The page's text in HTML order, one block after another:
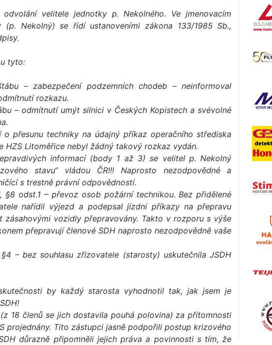
velitele jednotky p. Nekolného. Ve jmenovacím
Nekolný) se řídí ustanoveními zákona 133/1985 Sb.,
tyto:
– zabezpečení podzemních chodeb – neinformoval
rozkazu.
– odmítnutí umýt silnici v Českých Kopistech a svévolné
přesunu techniky na údajný příkaz operačního střediska
HZS Litoměřice nebyl žádný takový rozkaz vydán.
informací (body 1 až 3) se velitel p. Nekolný
stavu“ vládou ČR!!! Naprosto nezodpovědné a
s trestně právní odpovědností.
§8 odst.1 – převoz osob požární technikou. Bez přidělené
nařídil výjezd a podepsal jízdní příkazy na přepravu
zásahovými vozidly přepravovány. Takto v rozporu s výše
přepravují členové SDH naprosto nezodpovědně vaše
– bez souhlasu zřizovatele (starosty) uskutečnila JSDH
by každý starosta vyhodnotil tak, jak jsem je
18 členů se jich dostavila pouhá polovina) za přítomnosti
projednány. Tito zástupci jasně podpořili postup krizového
důrazně připomněli jejich práva a povinnosti s tím, že